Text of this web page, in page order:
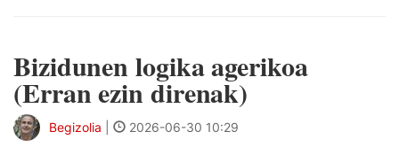
Bizidunen logika agerikoa
(Erran ezin direnak)
Begizolia 2026-06-30 10:29